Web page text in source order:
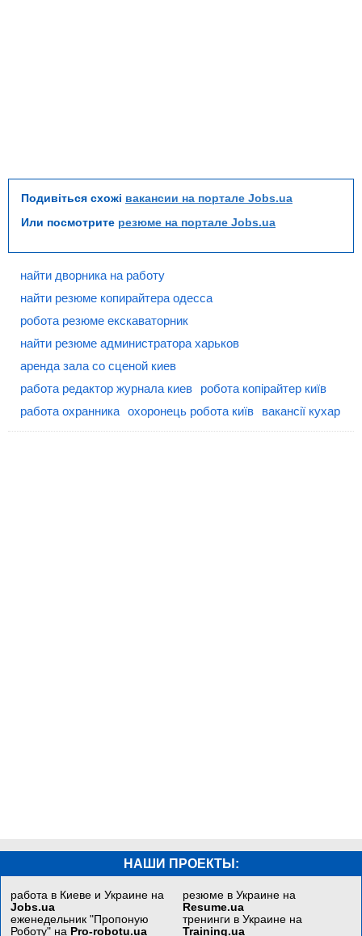
Подивіться схожі вакансии на портале Jobs.ua
Или посмотрите резюме на портале Jobs.ua
найти дворника на работу
найти резюме копирайтера одесса
робота резюме екскаваторник
найти резюме администратора харьков
аренда зала со сценой киев
работа редактор журнала киев
робота копірайтер київ
работа охранника охоронець робота київ вакансії кухар
НАШИ ПРОЕКТЫ:
работа в Киеве и Украине на
Jobs.ua
еженедельник "Пропоную
Роботу" на Pro-robotu.ua
резюме в Украине на
Resume.ua
тренинги в Украине на
Training.ua